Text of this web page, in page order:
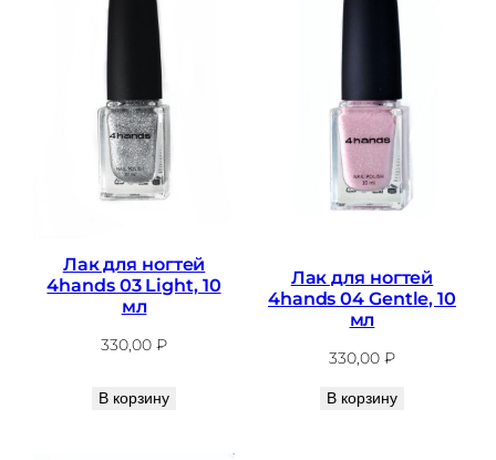
Лак для ногтей
4hands 03 Light, 10
мл
330,00 ₽
В корзину
Лак для ногтей
4hands 04 Gentle, 10
мл
330,00 ₽
В корзину